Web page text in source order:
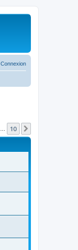
Connexion
10